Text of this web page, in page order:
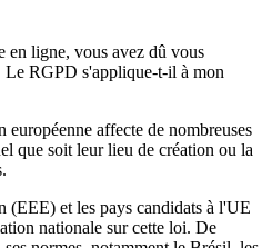
en ligne, vous avez dû vous
Le RGPD s'applique-t-il à mon
affecte de nombreuses
que soit leur lieu de création ou la
(EEE) et les pays candidats à l'UE
nationale sur cette loi. De